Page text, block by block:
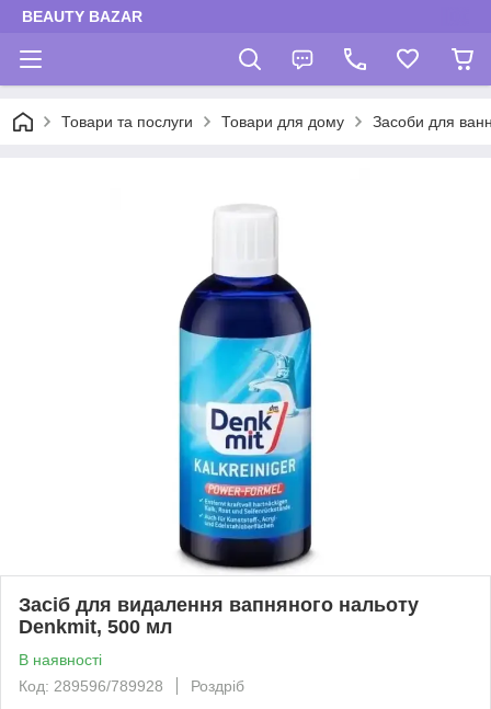
BEAUTY BAZAR
Товари та послуги Товари для дому Засоби для
Засіб для видалення вапняного нальоту
Denkmit, 500 мл
В наявності
Код: 289596/789928
Роздріб